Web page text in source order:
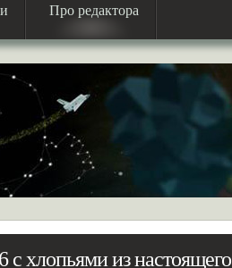
Про редактора
хлопьями из настоящего